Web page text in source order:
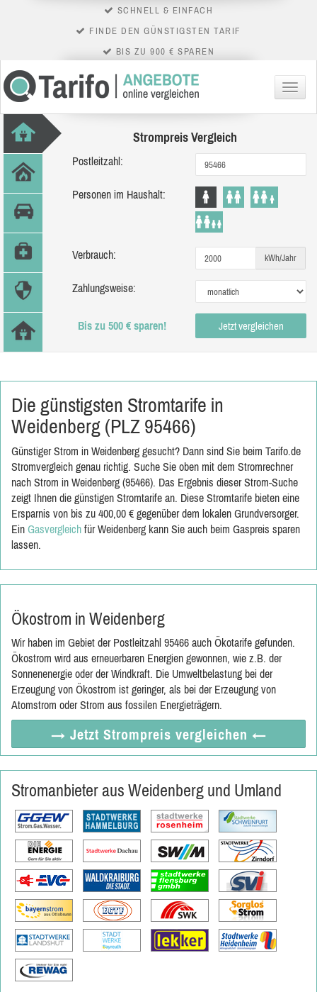
SCHNELL & EINFACH
FINDE DEN GÜNSTIGSTEN TARIF
BIS ZU 900 € SPAREN
Menü
Strompreis Vergleich
Postleitzahl:
Personen im Haushalt:
Verbrauch: kWh/Jahr
Zahlungsweise:
Bis zu 500 € sparen! Jetzt vergleichen
Die günstigsten Stromtarife in
Weidenberg (PLZ 95466)
Günstiger Strom in Weidenberg gesucht? Dann sind Sie beim Tarifo.de
Stromvergleich genau richtig. Suche Sie oben mit dem Stromrechner
nach Strom in Weidenberg (95466). Das Ergebnis dieser Strom-Suche
zeigt Ihnen die günstigen Stromtarife an. Diese Stromtarife bieten eine
Ersparnis von bis zu 400,00 € gegenüber dem lokalen Grundversorger.
Ein Gasvergleich für Weidenberg kann Sie auch beim Gaspreis sparen
lassen.
Ökostrom in Weidenberg
Wir haben im Gebiet der Postleitzahl 95466 auch Ökotarife gefunden.
Ökostrom wird aus erneuerbaren Energien gewonnen, wie z.B. der
Sonnenenergie oder der Windkraft. Die Umweltbelastung bei der
Erzeugung von Ökostrom ist geringer, als bei der Erzeugung von
Atomstrom oder Strom aus fossilen Energieträgern.
→ Jetzt Strompreis vergleichen ←
Stromanbieter aus Weidenberg und Umland